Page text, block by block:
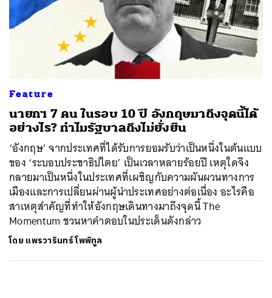
Feature
นายกฯ 7 คน ในรอบ 10 ปี อังกฤษมาถึงจุดนี้ได้
อย่างไร? ทำไมรัฐบาลถึงไม่ยั่งยืน
‘อังกฤษ’ จากประเทศที่ได้รับการยอมรับว่าเป็นหนึ่งในต้นแบบ
ของ ‘ระบอบประชาธิปไตย’ เป็นเวลาหลายร้อยปี เหตุใดจึง
กลายมาเป็นหนึ่งในประเทศที่เผชิญกับความผันผวนทางการ
เมืองและการเปลี่ยนผ่านผู้นำประเทศอย่างต่อเนื่อง อะไรคือ
สาเหตุสำคัญที่ทำให้อังกฤษเดินทางมาถึงจุดนี้ The
Momentum ชวนหาคำตอบในประเด็นดังกล่าว
โดย แพรวารินทร์ โพพิทูล